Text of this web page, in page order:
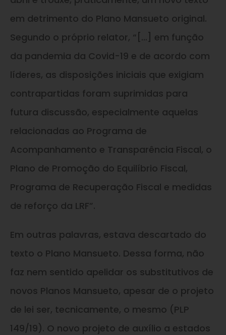
em detrimento do Plano Mansueto original.
Segundo o próprio relator, “[…] em função
da pandemia da Covid-19 e de acordo com
líderes, as disposições iniciais que exigiam
contrapartidas foram suprimidas para
futura discussão, especialmente aquelas
relacionadas ao Programa de
Acompanhamento e Transparência Fiscal, o
Plano de Promoção do Equilíbrio Fiscal,
Programa de Recuperação Fiscal e medidas
de reforço da LRF”.
Em outras palavras, estava descartado do
texto o Plano Mansueto. Dessa forma, não
faz nem sentido apelidar os substitutivos de
novos Planos Mansueto, apesar de o projeto
de lei ser, tecnicamente, o mesmo (PLP
149/19). O novo projeto de auxílio a estados